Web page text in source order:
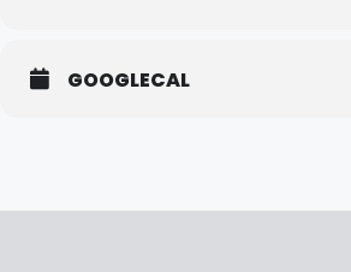
GOOGLECAL